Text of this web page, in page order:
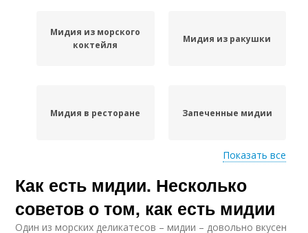
Мидия из морского
коктейля
Мидия из ракушки
Мидия в ресторане Запеченные мидии
Жареные мидии Мидия на сковороде
Показать все
Как есть мидии. Несколько
советов о том, как есть мидии
Один из морских деликатесов – мидии – довольно вкусен